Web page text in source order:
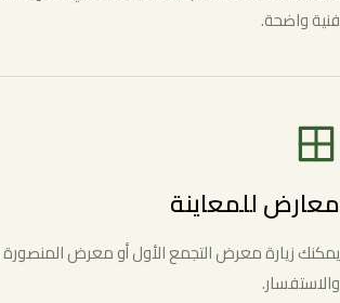
فنية واضحة.
معارض للمعاينة
يمكنك زيارة معرض التجمع الأول أو معرض المنصورة
والاستفسار.